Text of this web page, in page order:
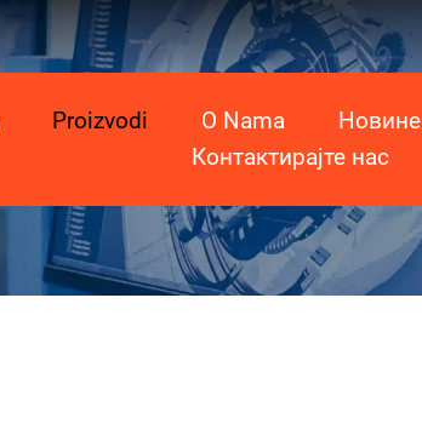
Proizvodi O Nama Новине
Контактирајте нас